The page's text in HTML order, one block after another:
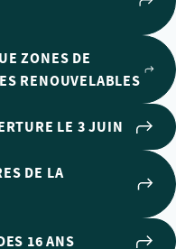
ZONES DE
RENOUVELABLES
LE 3 JUIN
DE LA
16 ANS